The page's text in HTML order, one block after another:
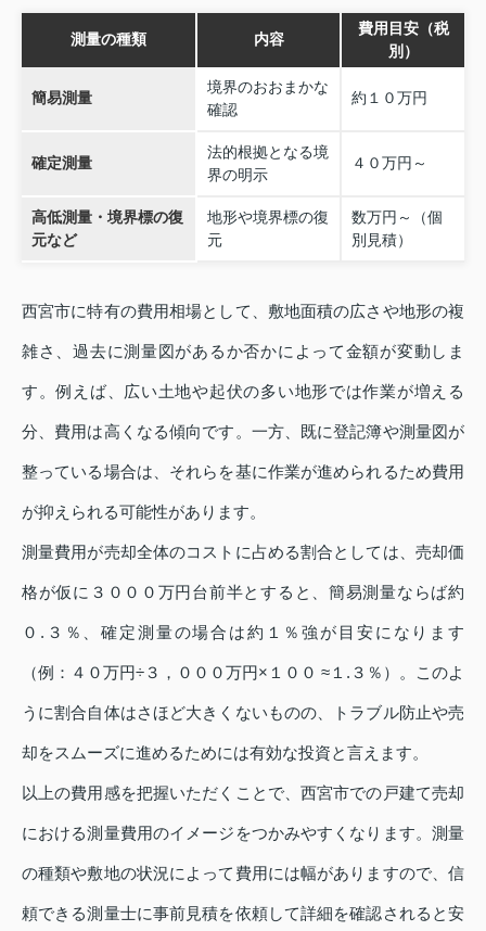
測量の種類 内容
費用目安（税
別）
簡易測量
境界のおおまかな
確認
約１０万円
確定測量
法的根拠となる境
界の明示
４０万円～
高低測量・境界標の復
元など
地形や境界標の復
元
数万円～（個
別見積）
西宮市に特有の費用相場として、敷地面積の広さや地形の複
雑さ、過去に測量図があるか否かによって金額が変動しま
す。例えば、広い土地や起伏の多い地形では作業が増える
分、費用は高くなる傾向です。一方、既に登記簿や測量図が
整っている場合は、それらを基に作業が進められるため費用
が抑えられる可能性があります。
測量費用が売却全体のコストに占める割合としては、売却価
格が仮に３０００万円台前半とすると、簡易測量ならば約
０.３％、確定測量の場合は約１％強が目安になります
（例：４０万円÷３，０００万円×１００ ≈１.３％）。このよ
うに割合自体はさほど大きくないものの、トラブル防止や売
却をスムーズに進めるためには有効な投資と言えます。
以上の費用感を把握いただくことで、西宮市での戸建て売却
における測量費用のイメージをつかみやすくなります。測量
の種類や敷地の状況によって費用には幅がありますので、信
頼できる測量士に事前見積を依頼して詳細を確認されると安